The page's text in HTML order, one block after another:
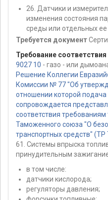
26. Датчики и
изменения состояния
среды или отдельных
Требуется документ
Требование
9027 10 - газо - или
Решение Коллегии
Комиссии № 77 "Об
отношении которой
сопровождается
соответствия требованиям
Таможенного союза "О
транспортных средств"
61. Системы впрыска
принудительным
в том числе:
датчики кислорода;
регуляторы давления;